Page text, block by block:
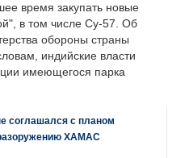
время закупать новые
в том числе Су-57. Об
обороны страны
индийские власти
имеющегося парка
соглашался с планом
ХАМАС